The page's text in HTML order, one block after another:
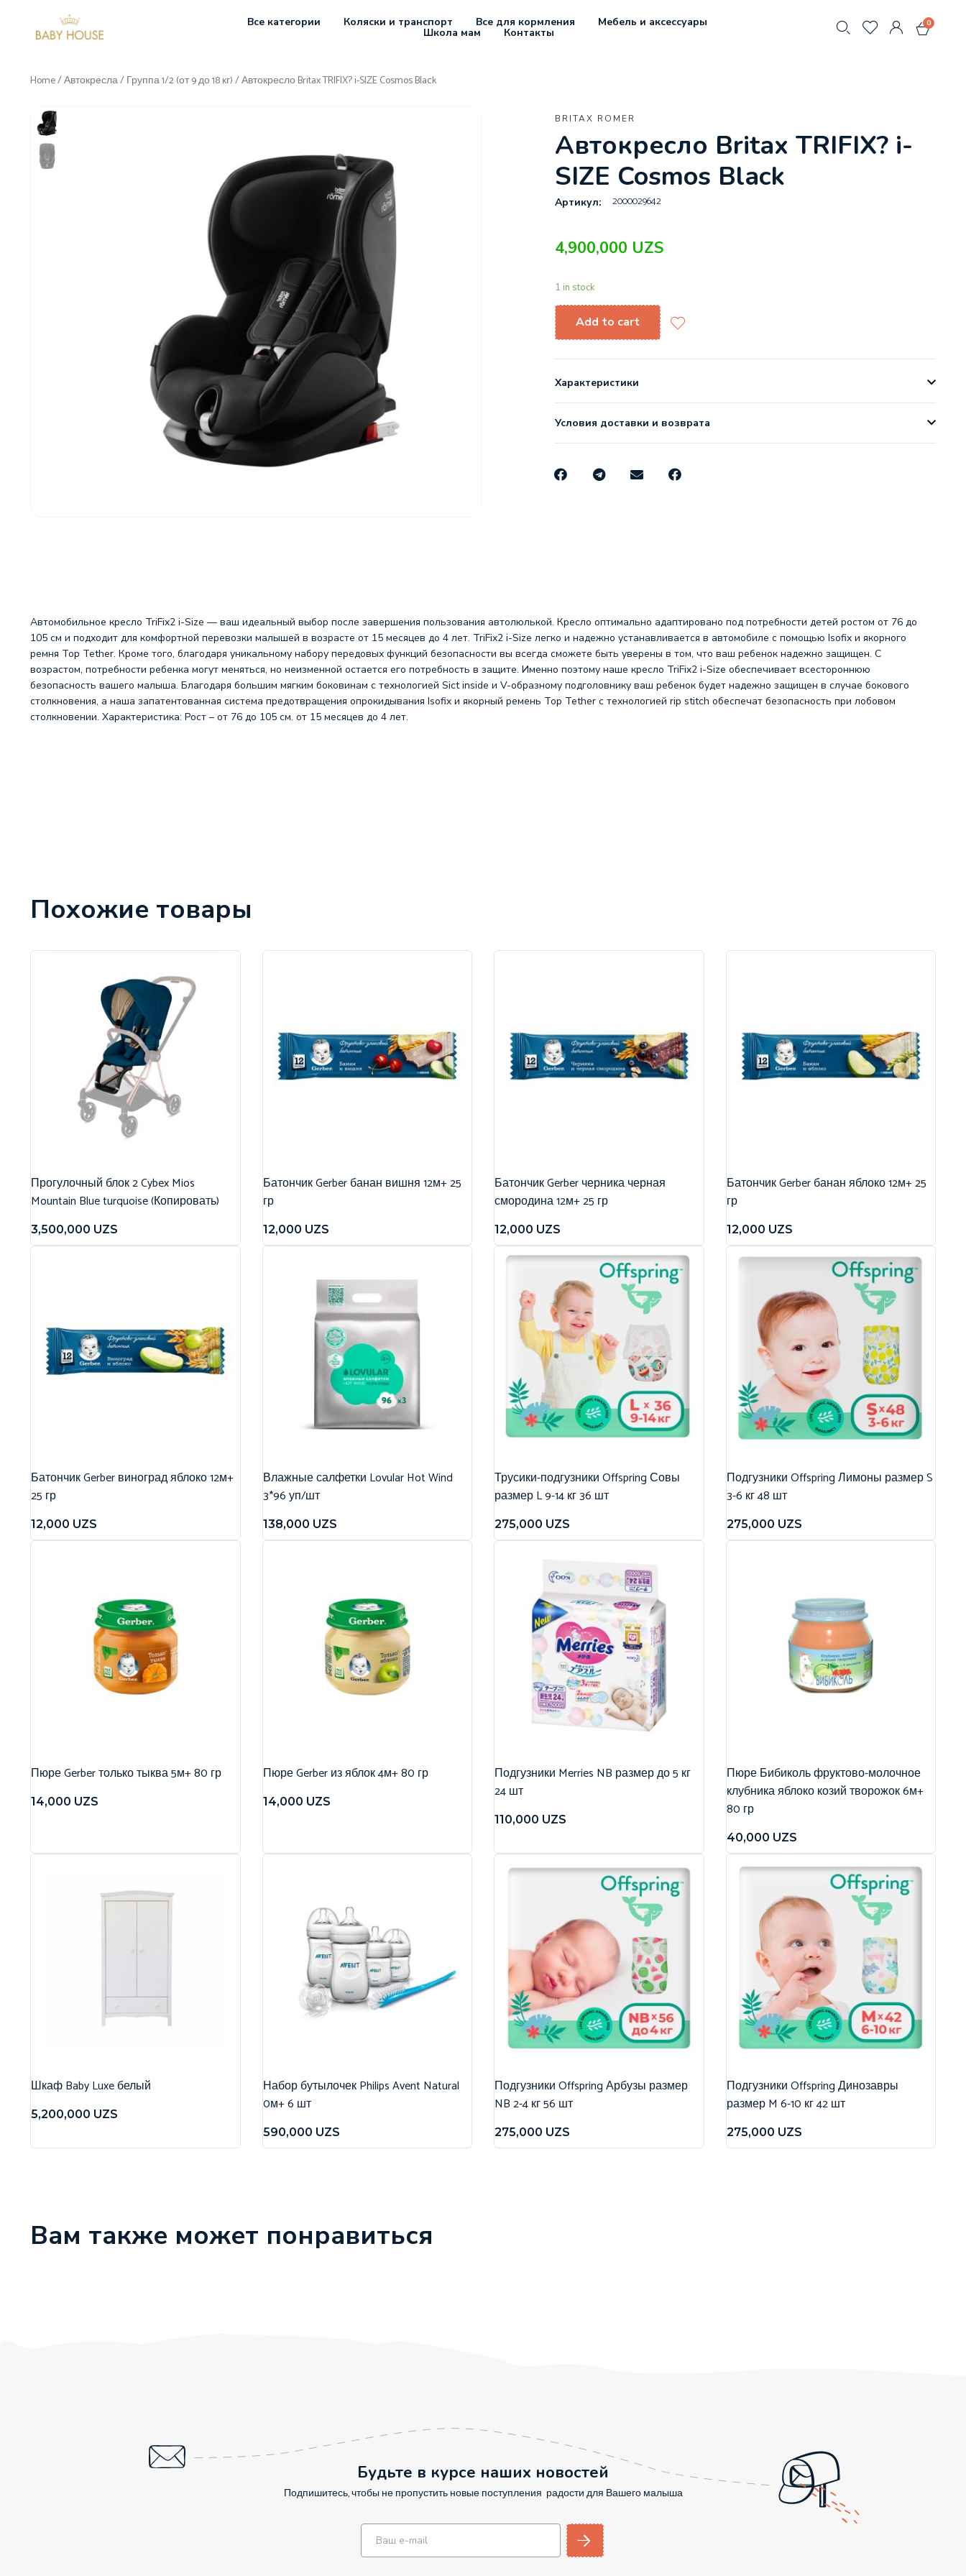
Все категории Коляски и транспорт Все для кормления Мебель и аксессуары
Школа мам Контакты
0
Home/Автокресла/Группа 1/2 (от 9 до 18 кг)/ Автокресло Britax TRIFIX? i-SIZE Cosmos Black
BRITAX ROMER
Автокресло Britax TRIFIX? i-
SIZE Cosmos Black
Артикул: 2000029642
4,900,000 UZS
1 in stock
Add to cart
Характеристики
Условия доставки и возврата
Автомобильное кресло TriFix2 i-Size — ваш идеальный выбор после завершения пользования автолюлькой. Кресло оптимально адаптировано под потребности детей ростом от 76 до
105 см и подходит для комфортной перевозки малышей в возрасте от 15 месяцев до 4 лет. TriFix2 i-Size легко и надежно устанавливается в автомобиле с помощью Isofix и якорного
ремня Top Tether. Кроме того, благодаря уникальному набору передовых функций безопасности вы всегда сможете быть уверены в том, что ваш ребенок надежно защищен. С
возрастом, потребности ребенка могут меняться, но неизменной остается его потребность в защите. Именно поэтому наше кресло TriFix2 i-Size обеспечивает всестороннюю
безопасность вашего малыша. Благодаря большим мягким боковинам с технологией Sict inside и V-образному подголовнику ваш ребенок будет надежно защищен в случае бокового
столкновения, а наша запатентованная система предотвращения опрокидывания Isofix и якорный ремень Top Tether с технологией rip stitch обеспечат безопасность при лобовом
столкновении. Характеристика: Рост – от 76 до 105 см. от 15 месяцев до 4 лет.
Похожие товары
Прогулочный блок 2 Cybex Mios
Mountain Blue turquoise (Копировать)
3,500,000 UZS
Батончик Gerber банан вишня 12м+ 25
гр
12,000 UZS
Батончик Gerber черника черная
смородина 12м+ 25 гр
12,000 UZS
Батончик Gerber банан яблоко 12м+ 25
гр
12,000 UZS
Батончик Gerber виноград яблоко 12м+
25 гр
12,000 UZS
Влажные салфетки Lovular Hot Wind
3*96 уп/шт
138,000 UZS
Трусики-подгузники Offspring Совы
размер L 9-14 кг 36 шт
275,000 UZS
Подгузники Offspring Лимоны размер S
3-6 кг 48 шт
275,000 UZS
Пюре Gerber только тыква 5м+ 80 гр
14,000 UZS
Пюре Gerber из яблок 4м+ 80 гр
14,000 UZS
Подгузники Merries NB размер до 5 кг
24 шт
110,000 UZS
Пюре Бибиколь фруктово-молочное
клубника яблоко козий творожок 6м+
80 гр
40,000 UZS
Шкаф Baby Luxe белый
5,200,000 UZS
Набор бутылочек Philips Avent Natural
0м+ 6 шт
590,000 UZS
Подгузники Offspring Арбузы размер
NB 2-4 кг 56 шт
275,000 UZS
Подгузники Offspring Динозавры
размер M 6-10 кг 42 шт
275,000 UZS
Вам также может понравиться
Будьте в курсе наших новостей
Подпишитесь, чтобы не пропустить новые поступления радости для Вашего малыша